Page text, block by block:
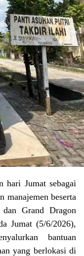
hari Jumat sebagai
manajemen beserta
Grand Dragon
Jumat (5/6/2026),
bantuan
yang berlokasi di